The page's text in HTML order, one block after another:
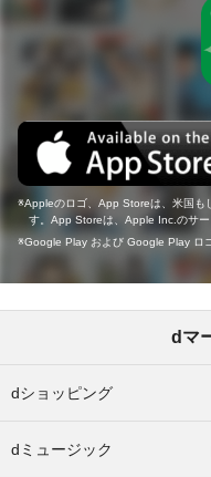
Appleのロゴ、App Storeは、米国も
す。App Storeは、Apple Inc.のサー
Google Play および Google Play ロ
dマ
dショッピング
dミュージック